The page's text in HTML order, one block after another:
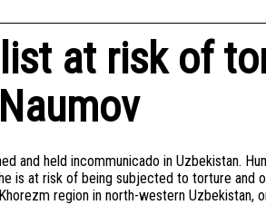
at risk of
and held incommunicado in Uzbekistan.
is at risk of being subjected to torture and
region in north-western Uzbekistan,